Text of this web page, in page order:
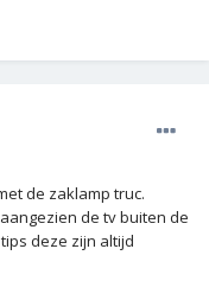
de zaklamp truc.
de tv buiten de
deze zijn altijd